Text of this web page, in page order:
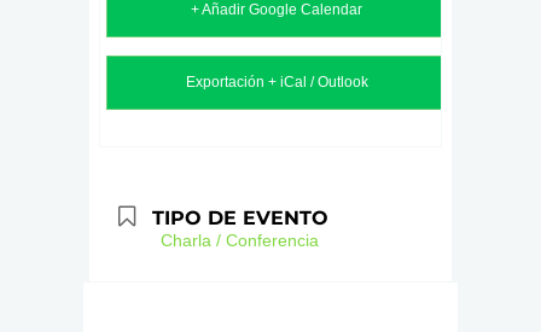
+ Añadir Google Calendar
Exportación + iCal / Outlook
TIPO DE EVENTO
Charla / Conferencia